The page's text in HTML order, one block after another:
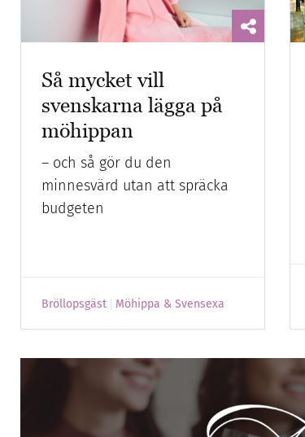
Så mycket vill
svenskarna lägga på
möhippan
– och så gör du den
minnesvärd utan att spräcka
budgeten
Bröllopsgäst Möhippa & Svensexa